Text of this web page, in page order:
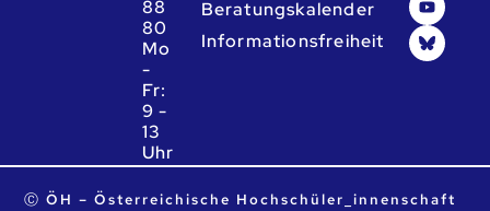
88
80
Mo
-
Fr:
9 -
13
Uhr
ta.ca.heo@heo
Beratungskalender
Informationsfreiheit
Ⓒ ÖH – Österreichische Hochschüler_innenschaft